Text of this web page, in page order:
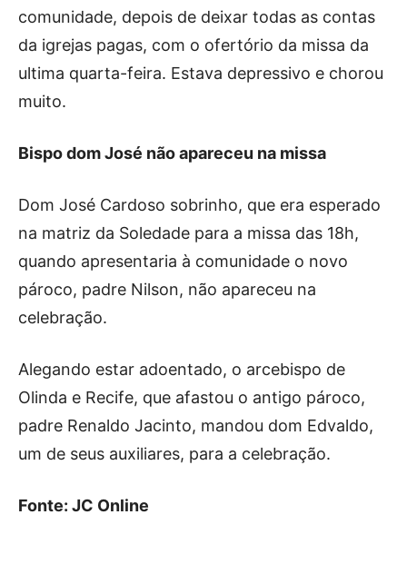
comunidade, depois de deixar todas as contas
da igrejas pagas, com o ofertório da missa da
ultima quarta-feira. Estava depressivo e chorou
muito.
Bispo dom José não apareceu na missa
Dom José Cardoso sobrinho, que era esperado
na matriz da Soledade para a missa das 18h,
quando apresentaria à comunidade o novo
pároco, padre Nilson, não apareceu na
celebração.
Alegando estar adoentado, o arcebispo de
Olinda e Recife, que afastou o antigo pároco,
padre Renaldo Jacinto, mandou dom Edvaldo,
um de seus auxiliares, para a celebração.
Fonte: JC Online